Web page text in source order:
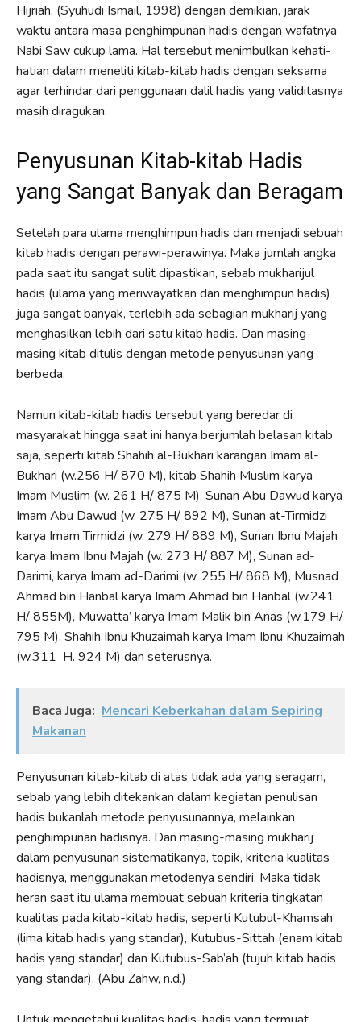
Hijriah. (Syuhudi Ismail, 1998) dengan demikian, jarak
waktu antara masa penghimpunan hadis dengan wafatnya
Nabi Saw cukup lama. Hal tersebut menimbulkan kehati-
hatian dalam meneliti kitab-kitab hadis dengan seksama
agar terhindar dari penggunaan dalil hadis yang validitasnya
masih diragukan.
Penyusunan Kitab-kitab Hadis
yang Sangat Banyak dan Beragam
Setelah para ulama menghimpun hadis dan menjadi sebuah
kitab hadis dengan perawi-perawinya. Maka jumlah angka
pada saat itu sangat sulit dipastikan, sebab mukharijul
hadis (ulama yang meriwayatkan dan menghimpun hadis)
juga sangat banyak, terlebih ada sebagian mukharij yang
menghasilkan lebih dari satu kitab hadis. Dan masing-
masing kitab ditulis dengan metode penyusunan yang
berbeda.
Namun kitab-kitab hadis tersebut yang beredar di
masyarakat hingga saat ini hanya berjumlah belasan kitab
saja, seperti kitab Shahih al-Bukhari karangan Imam al-
Bukhari (w.256 H/ 870 M), kitab Shahih Muslim karya
Imam Muslim (w. 261 H/ 875 M), Sunan Abu Dawud karya
Imam Abu Dawud (w. 275 H/ 892 M), Sunan at-Tirmidzi
karya Imam Tirmidzi (w. 279 H/ 889 M), Sunan Ibnu Majah
karya Imam Ibnu Majah (w. 273 H/ 887 M), Sunan ad-
Darimi, karya Imam ad-Darimi (w. 255 H/ 868 M), Musnad
Ahmad bin Hanbal karya Imam Ahmad bin Hanbal (w.241
H/ 855M), Muwatta’ karya Imam Malik bin Anas (w.179 H/
795 M), Shahih Ibnu Khuzaimah karya Imam Ibnu Khuzaimah
(w.311 H. 924 M) dan seterusnya.
Baca Juga: Mencari Keberkahan dalam Sepiring
Makanan
Penyusunan kitab-kitab di atas tidak ada yang seragam,
sebab yang lebih ditekankan dalam kegiatan penulisan
hadis bukanlah metode penyusunannya, melainkan
penghimpunan hadisnya. Dan masing-masing mukharij
dalam penyusunan sistematikanya, topik, kriteria kualitas
hadisnya, menggunakan metodenya sendiri. Maka tidak
heran saat itu ulama membuat sebuah kriteria tingkatan
kualitas pada kitab-kitab hadis, seperti Kutubul-Khamsah
(lima kitab hadis yang standar), Kutubus-Sittah (enam kitab
hadis yang standar) dan Kutubus-Sab’ah (tujuh kitab hadis
yang standar). (Abu Zahw, n.d.)